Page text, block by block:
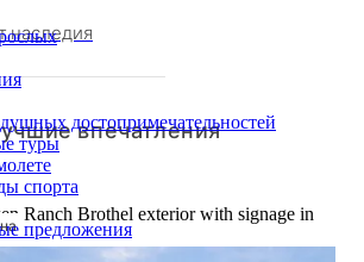
достопримечательностей
туры
спорта
предложения
наследия
впечатления
Ranch Brothel exterior with signage in